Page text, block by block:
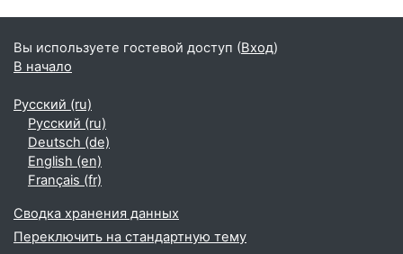
Вы используете гостевой доступ (Вход)
В начало
Русский ‎(ru)‎
Русский ‎(ru)‎
Deutsch ‎(de)‎
English ‎(en)‎
Français ‎(fr)‎
Сводка хранения данных
Переключить на стандартную тему